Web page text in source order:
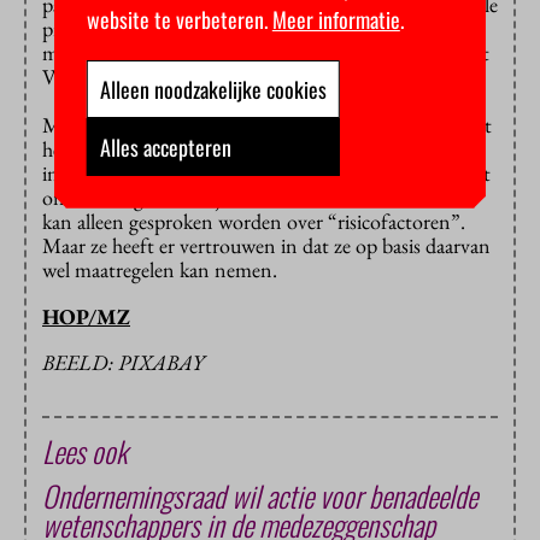
problemen en zorgen over financiën zullen
meegenomen worden, evenals prestatiedruk”, reageert
Van Engelshoven.
Maar daar plaatst ze wel een kanttekening bij: “Omdat
het gaat om een nulmeting en omdat we breed willen
inventariseren welke factoren een rol spelen, levert het
onderzoek geen bewijs voor causale verbanden”. Er
kan alleen gesproken worden over “risicofactoren”.
Maar ze heeft er vertrouwen in dat ze op basis daarvan
wel maatregelen kan nemen.
HOP/MZ
BEELD: PIXABAY
Lees ook
Ondernemingsraad wil actie voor benadeelde
wetenschappers in de medezeggenschap
website te verbeteren.Meer informatie.
Alleen noodzakelijke cookies
Alles accepteren